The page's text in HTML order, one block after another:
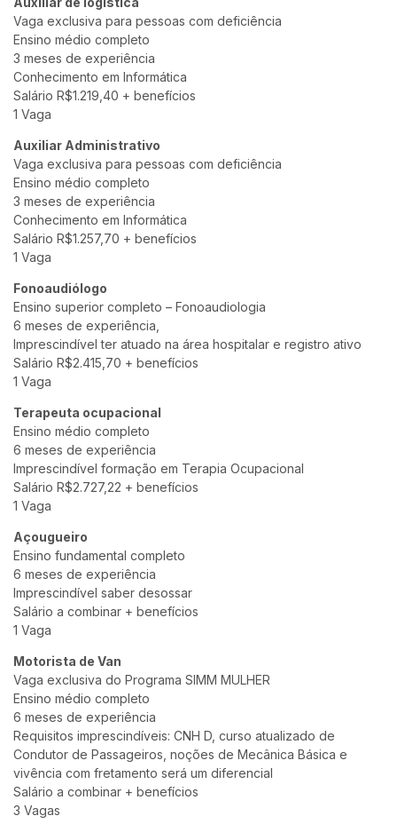
Vaga exclusiva para pessoas com deficiência
Ensino médio completo
3 meses de experiência
Conhecimento em Informática
Salário R$1.219,40 + benefícios
1 Vaga
Auxiliar Administrativo
Vaga exclusiva para pessoas com deficiência
Ensino médio completo
3 meses de experiência
Conhecimento em Informática
Salário R$1.257,70 + benefícios
1 Vaga
Fonoaudiólogo
Ensino superior completo – Fonoaudiologia
6 meses de experiência,
Imprescindível ter atuado na área hospitalar e registro ativo
Salário R$2.415,70 + benefícios
1 Vaga
Terapeuta ocupacional
Ensino médio completo
6 meses de experiência
Imprescindível formação em Terapia Ocupacional
Salário R$2.727,22 + benefícios
1 Vaga
Açougueiro
Ensino fundamental completo
6 meses de experiência
Imprescindível saber desossar
Salário a combinar + benefícios
1 Vaga
Motorista de Van
Vaga exclusiva do Programa SIMM MULHER
Ensino médio completo
6 meses de experiência
Requisitos imprescindíveis: CNH D, curso atualizado de
Condutor de Passageiros, noções de Mecânica Básica e
vivência com fretamento será um diferencial
Salário a combinar + benefícios
3 Vagas